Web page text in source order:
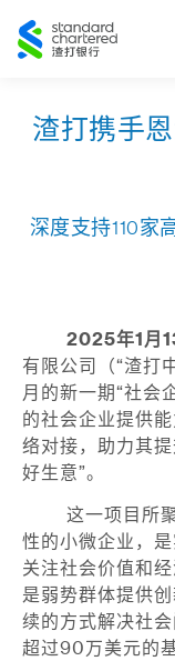
渣
打
中
渣打携手
深度支持110家
2025年1月
有限公司（“渣打
月的新一期“社会
的社会企业提供
络对接，助力其
好生意”。
这一项目所
性的小微企业，
关注社会价值和
是弱势群体提供
续的方式解决社
超过90万美元的